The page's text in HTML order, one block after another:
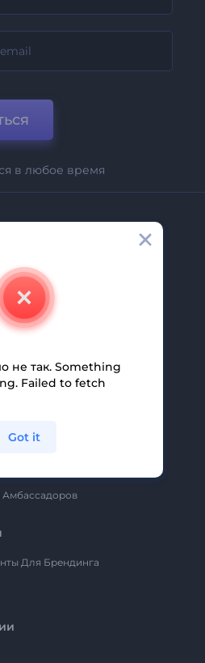
в любое время
С Нами
Программа
Для Брендинга
не так. Something
Failed to fetch
Got it